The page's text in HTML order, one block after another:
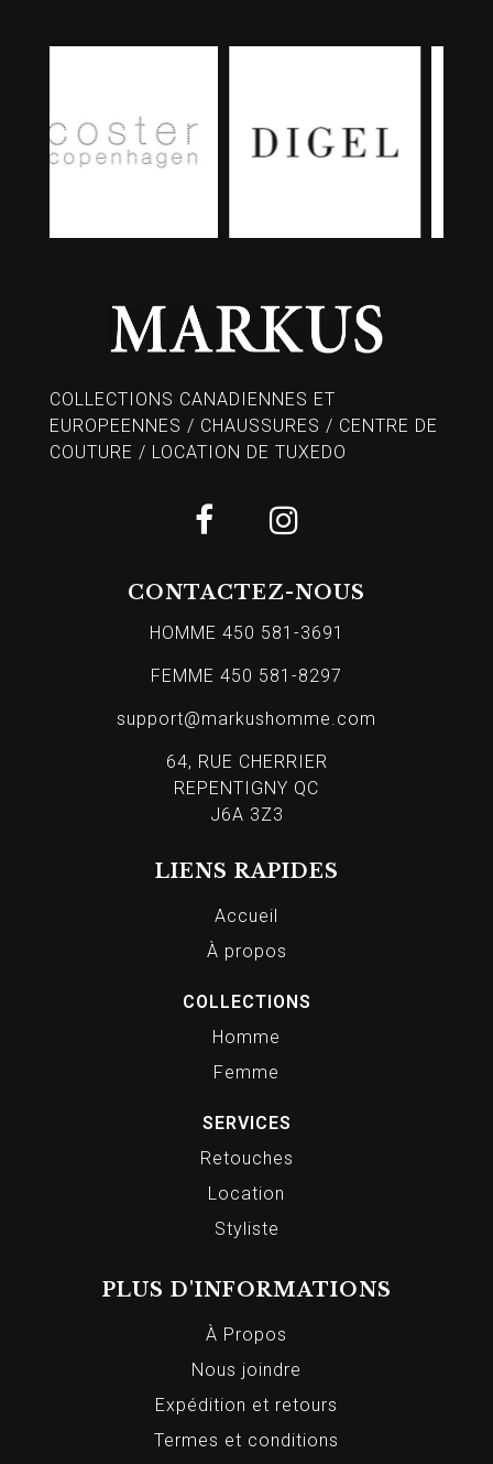
COLLECTIONS CANADIENNES ET
EUROPEENNES / CHAUSSURES / CENTRE DE
COUTURE / LOCATION DE TUXEDO
CONTACTEZ-NOUS
HOMME 450 581-3691
FEMME 450 581-8297
support@markushomme.com
64, RUE CHERRIER
REPENTIGNY QC
J6A 3Z3
LIENS RAPIDES
Accueil
À propos
COLLECTIONS
Homme
Femme
SERVICES
Retouches
Location
Styliste
PLUS D'INFORMATIONS
À Propos
Nous joindre
Expédition et retours
Termes et conditions